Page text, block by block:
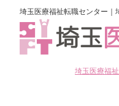
埼玉医療福祉転職センター｜
埼玉医療福